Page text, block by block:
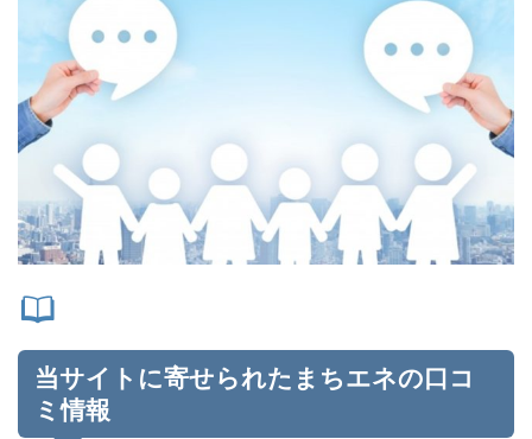
当サイトに寄せられたまちエネの口コ
ミ情報